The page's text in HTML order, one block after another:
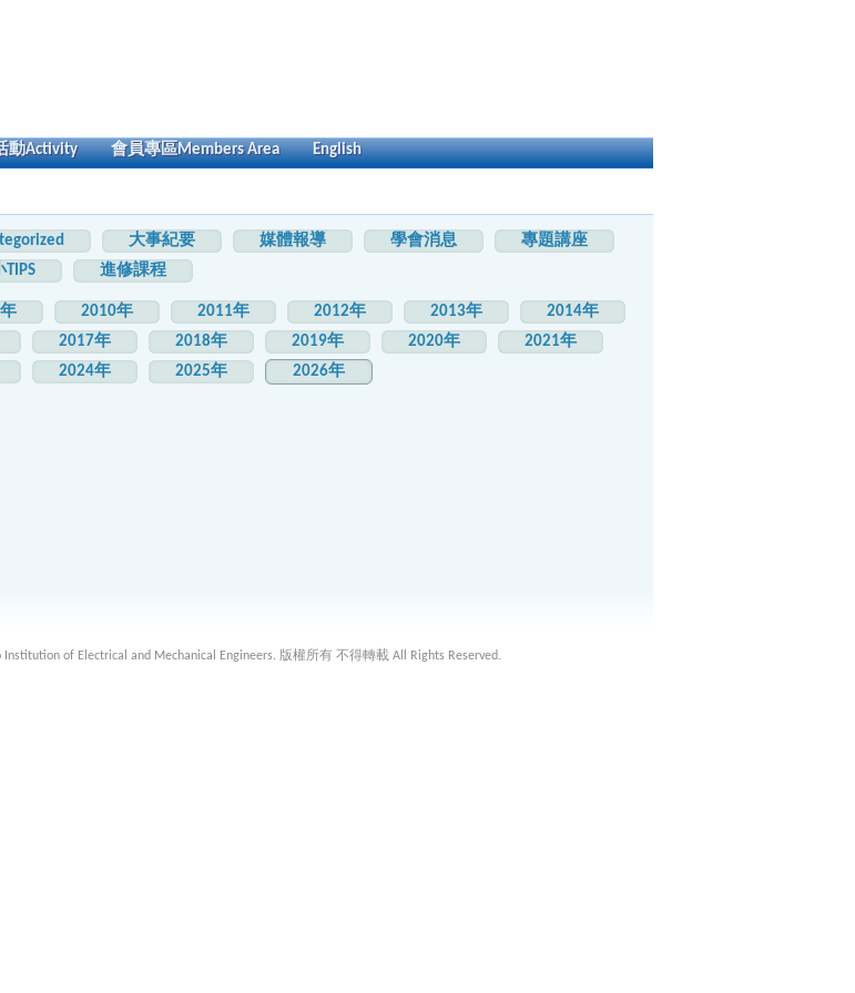
動Activity 會員專區Members Area English
大事紀要 媒體報導 學會消息
專題講座
進修課程
2010年 2011年 2012年 2013年
2014年
2017年 2018年 2019年 2020年
2021年
2024年 2025年 2026年
of Electrical and Mechanical Engineers. 版權所有 不得轉載 All Rights Reserved.